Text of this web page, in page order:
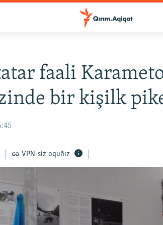
faali
bir kişilk
VPN-siz oquñız